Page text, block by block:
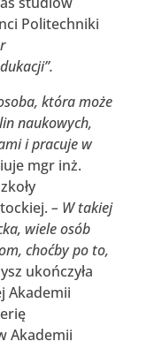
Politechniki
która może
naukowych,
i pracuje w
mgr inż.
– W takiej
wiele osób
choćby po to,
ukończyła
Akademii
Akademii